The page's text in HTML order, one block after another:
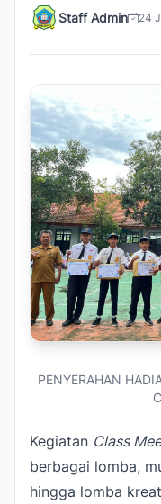
Staff Admin 24
PENYERAHAN
Kegiatan Class
berbagai lomba,
hingga lomba